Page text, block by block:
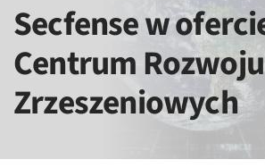
Secfense w
Centrum
Zrzeszeniowych